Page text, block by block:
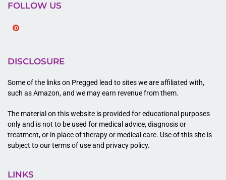
FOLLOW US
DISCLOSURE
Some of the links on Pregged lead to sites we are affiliated with,
such as Amazon, and we may earn revenue from them.
The material on this website is provided for educational purposes
only and is not to be used for medical advice, diagnosis or
treatment, or in place of therapy or medical care. Use of this site is
subject to our terms of use and privacy policy.
LINKS